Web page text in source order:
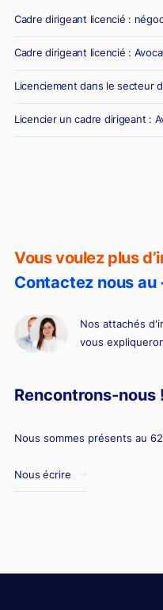
Vous voulez plus
Contactez nous au
Nos attachés
vous
Rencontrons-nous !
Nous sommes présents au
Nous écrire
Cadre dirigeant licencié :
Cadre dirigeant licencié :
Licenciement dans le secteur
Licencier un cadre dirigeant :